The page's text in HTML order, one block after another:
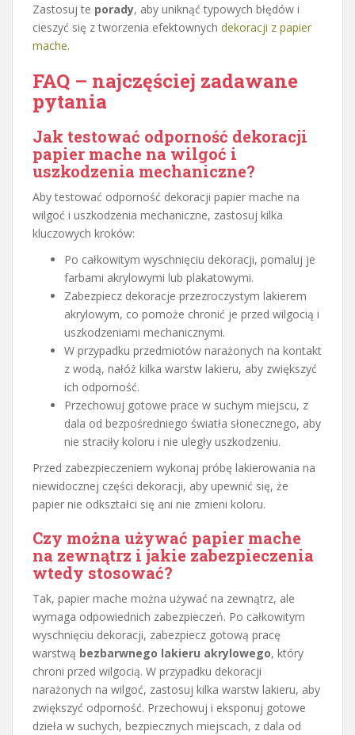
Zastosuj te porady, aby uniknąć typowych błędów i
cieszyć się z tworzenia efektownych dekoracji z papier
mache.
FAQ – najczęściej zadawane
pytania
Jak testować odporność dekoracji
papier mache na wilgoć i
uszkodzenia mechaniczne?
Aby testować odporność dekoracji papier mache na
wilgoć i uszkodzenia mechaniczne, zastosuj kilka
kluczowych kroków:
Po całkowitym wyschnięciu dekoracji, pomaluj je
farbami akrylowymi lub plakatowymi.
Zabezpiecz dekoracje przezroczystym lakierem
akrylowym, co pomoże chronić je przed wilgocią i
uszkodzeniami mechanicznymi.
W przypadku przedmiotów narażonych na kontakt
z wodą, nałóż kilka warstw lakieru, aby zwiększyć
ich odporność.
Przechowuj gotowe prace w suchym miejscu, z
dala od bezpośredniego światła słonecznego, aby
nie straciły koloru i nie uległy uszkodzeniu.
Przed zabezpieczeniem wykonaj próbę lakierowania na
niewidocznej części dekoracji, aby upewnić się, że
papier nie odkształci się ani nie zmieni koloru.
Czy można używać papier mache
na zewnątrz i jakie zabezpieczenia
wtedy stosować?
Tak, papier mache można używać na zewnątrz, ale
wymaga odpowiednich zabezpieczeń. Po całkowitym
wyschnięciu dekoracji, zabezpiecz gotową pracę
warstwą bezbarwnego lakieru akrylowego, który
chroni przed wilgocią. W przypadku dekoracji
narażonych na wilgoć, zastosuj kilka warstw lakieru, aby
zwiększyć odporność. Przechowuj i eksponuj gotowe
dzieła w suchych, bezpiecznych miejscach, z dala od